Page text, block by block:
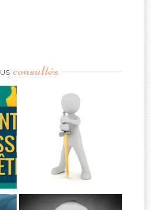
consultés